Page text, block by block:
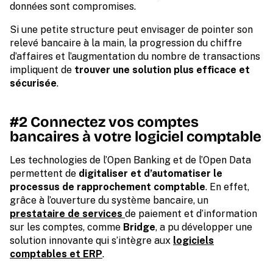
données sont compromises.
Si une petite structure peut envisager de pointer son
relevé bancaire à la main, la progression du chiffre
d’affaires et l’augmentation du nombre de transactions
impliquent de trouver une solution plus efficace et
sécurisée.
#2 Connectez vos comptes
bancaires à votre logiciel comptable
Les technologies de l’Open Banking et de l’Open Data
permettent de digitaliser et d’automatiser le
processus de rapprochement comptable. En effet,
grâce à l’ouverture du système bancaire, un
prestataire de services de paiement et d’information
sur les comptes, comme Bridge, a pu développer une
solution innovante qui s’intègre aux logiciels
comptables et ERP.